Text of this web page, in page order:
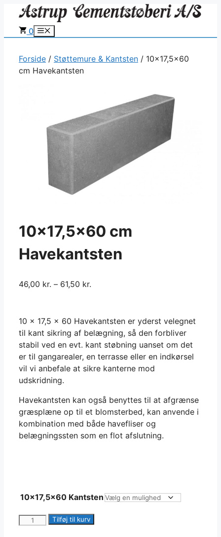
indhold0 Menu
Forside / Støttemure & Kantsten / 10×17,5×60
cm Havekantsten
10×17,5×60 cm
Havekantsten
46,00 kr. – 61,50 kr.
10 x 17,5 x 60 Havekantsten er yderst velegnet
til kant sikring af belægning, så den forbliver
stabil ved en evt. kant støbning uanset om det
er til gangarealer, en terrasse eller en indkørsel
vil vi anbefale at sikre kanterne mod
udskridning.
Havekantsten kan også benyttes til at afgrænse
græsplæne op til et blomsterbed, kan anvende i
kombination med både havefliser og
belægningssten som en flot afslutning.
10x17,5x60 Kantsten
10x17,5x60Tilføj til kurv